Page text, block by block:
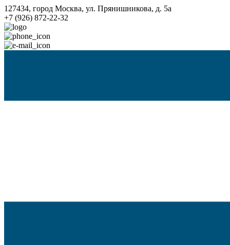
127434, город Москва, ул. Прянишникова, д. 5а
+7 (926) 872-22-32